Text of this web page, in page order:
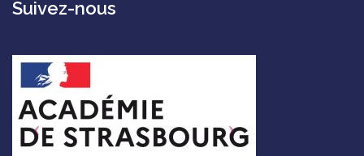
Suivez-nous